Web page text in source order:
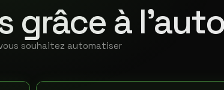
grâce à
souhaitez automatiser